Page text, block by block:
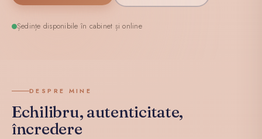
Ședințe disponibile în cabinet și online
DESPRE MINE
Echilibru, autenticitate,
încredere